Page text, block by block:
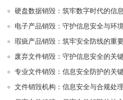
硬盘数据销毁：筑牢数字时代的信
电子产品销毁：守护信息安全与环
瑕疵产品销毁：筑牢安全防线的重
废弃文件销毁：守护信息安全的关
专业文件销毁：信息安全防护的关
文件销毁机构：信息安全与合规处